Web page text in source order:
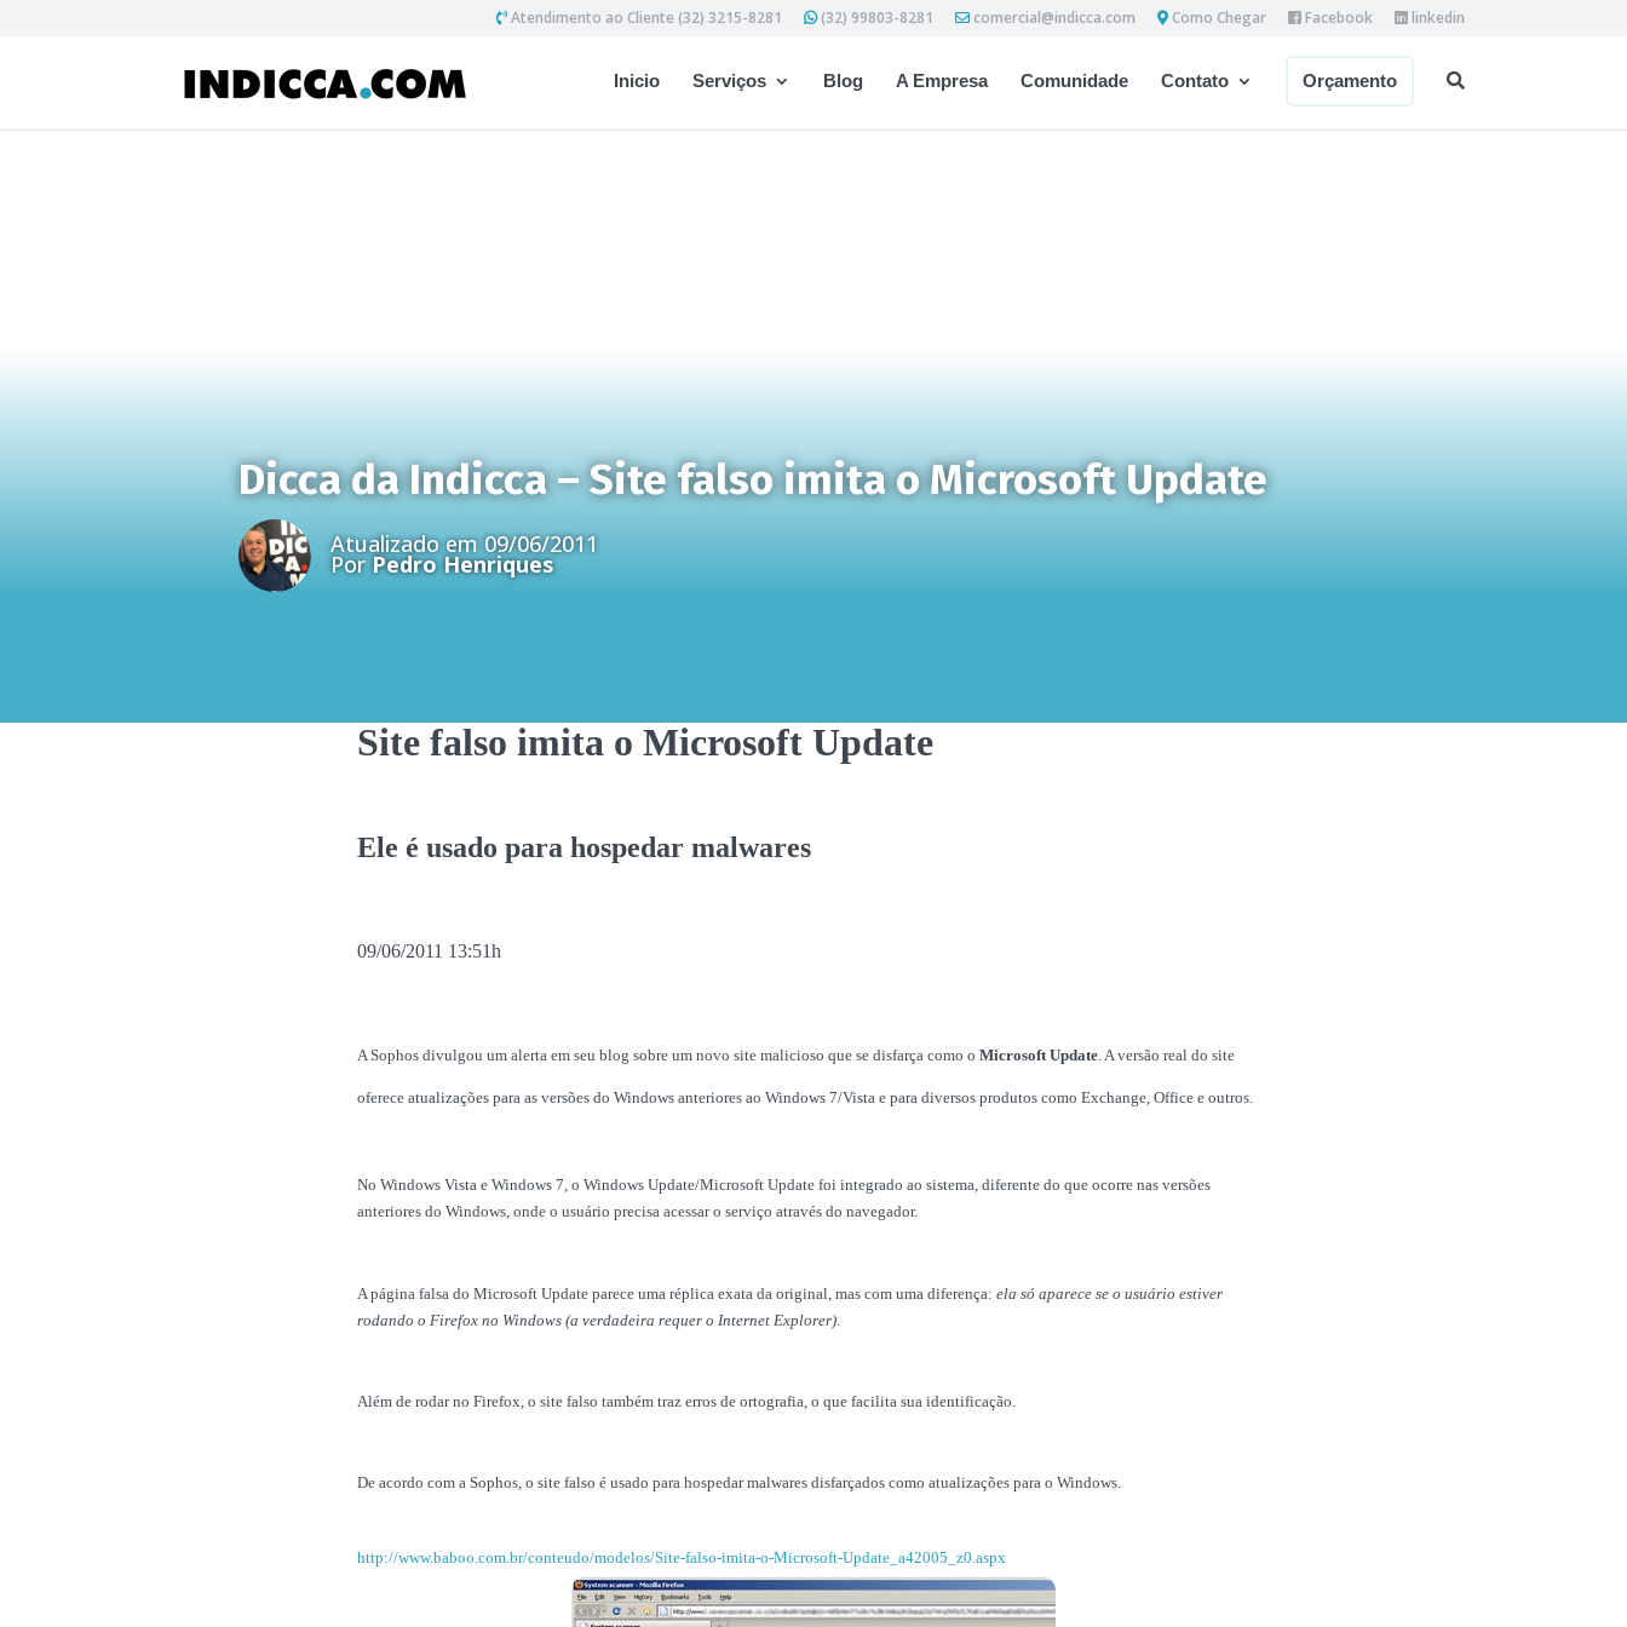
Atendimento ao Cliente (32) 3215-8281 (32) 99803-8281 comercial@indicca.com Como Chegar Facebook linkedin
Inicio Serviços Blog A Empresa Comunidade Contato Orçamento
Dicca da Indicca – Site falso imita o Microsoft Update
Atualizado em 09/06/2011
Por Pedro Henriques
Site falso imita o Microsoft Update
Ele é usado para hospedar malwares
09/06/2011 13:51h
A Sophos divulgou um alerta em seu blog sobre um novo site malicioso que se disfarça como o Microsoft Update. A versão real do site
oferece atualizações para as versões do Windows anteriores ao Windows 7/Vista e para diversos produtos como Exchange, Office e outros.
No Windows Vista e Windows 7, o Windows Update/Microsoft Update foi integrado ao sistema, diferente do que ocorre nas versões
anteriores do Windows, onde o usuário precisa acessar o serviço através do navegador.
A página falsa do Microsoft Update parece uma réplica exata da original, mas com uma diferença: ela só aparece se o usuário estiver
rodando o Firefox no Windows (a verdadeira requer o Internet Explorer).
Além de rodar no Firefox, o site falso também traz erros de ortografia, o que facilita sua identificação.
De acordo com a Sophos, o site falso é usado para hospedar malwares disfarçados como atualizações para o Windows.
http://www.baboo.com.br/conteudo/modelos/Site-falso-imita-o-Microsoft-Update_a42005_z0.aspx